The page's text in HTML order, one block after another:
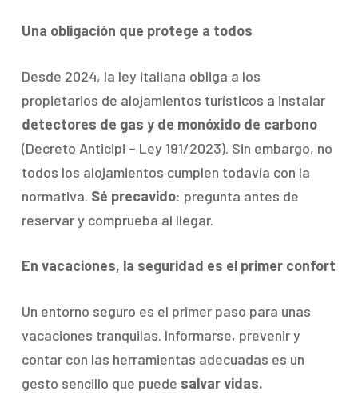
Una obligación que protege a todos
Desde 2024, la ley italiana obliga a los
propietarios de alojamientos turísticos a instalar
detectores de gas y de monóxido de carbono
(Decreto Anticipi – Ley 191/2023). Sin embargo, no
todos los alojamientos cumplen todavía con la
normativa. Sé precavido: pregunta antes de
reservar y comprueba al llegar.
En vacaciones, la seguridad es el primer confort
Un entorno seguro es el primer paso para unas
vacaciones tranquilas. Informarse, prevenir y
contar con las herramientas adecuadas es un
gesto sencillo que puede salvar vidas.